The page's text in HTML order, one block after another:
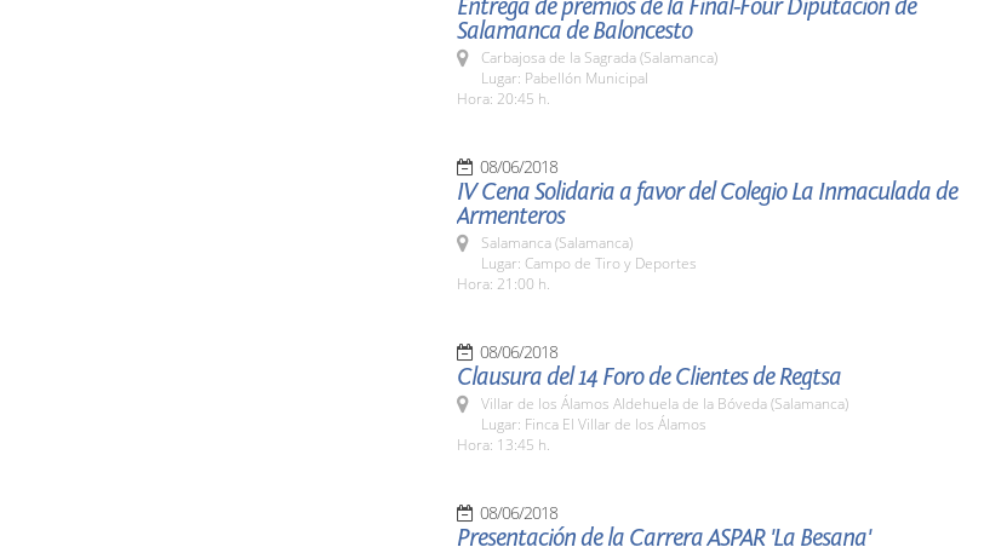
Entrega de premios de la Final-Four Diputación de
Salamanca de Baloncesto
Carbajosa de la Sagrada (Salamanca)
Lugar: Pabellón Municipal
Hora: 20:45 h.
08/06/2018
IV Cena Solidaria a favor del Colegio La Inmaculada de
Armenteros
Salamanca (Salamanca)
Lugar: Campo de Tiro y Deportes
Hora: 21:00 h.
08/06/2018
Clausura del 14 Foro de Clientes de Regtsa
Villar de los Álamos Aldehuela de la Bóveda (Salamanca)
Lugar: Finca El Villar de los Álamos
Hora: 13:45 h.
08/06/2018
Presentación de la Carrera ASPAR 'La Besana'